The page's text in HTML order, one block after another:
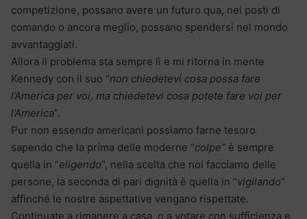
competizione, possano avere un futuro qua, nei posti di
comando o ancora meglio, possano spendersi nel mondo
avvantaggiati.
Allora il problema sta sempre lì e mi ritorna in mente
Kennedy con il suo “non chiedetevi cosa possa fare
l’America per voi, ma chiedetevi cosa potete fare voi per
l’America”.
Pur non essendo americani possiamo farne tesoro
sapendo che la prima delle moderne “colpe” è sempre
quella in “eligendo”, nella scelta che noi facciamo delle
persone, la seconda di pari dignità è quella in “vigilando”
affinché le nostre aspettative vengano rispettate.
Continuate a rimanere a casa, o a votare con sufficienza e